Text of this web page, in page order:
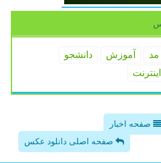
مد آموزش
دانشجو
اینترنت
صفحه اخبار
صفحه اصلی دانلود عکس